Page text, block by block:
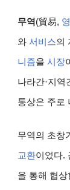
무역(貿易,
와서비스의
니즘을시장
나라간·지
통상은 주로
무역의 초창
교환이었다.
을 통해 협